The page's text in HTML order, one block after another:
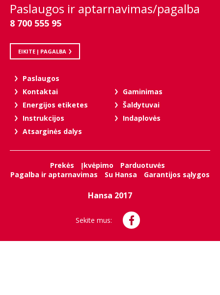
Paslaugos ir aptarnavimas/pagalba
8 700 555 95
EIKITE Į PAGALBA
Paslaugos
Kontaktai
Energijos etiketes
Instrukcijos
Atsarginės dalys
Gaminimas
Šaldytuvai
Indaplovės
Prekės Įkvėpimo
Parduotuvės
Pagalba ir aptarnavimas
Su Hansa Garantijos sąlygos
Hansa 2017
Sekite mus: